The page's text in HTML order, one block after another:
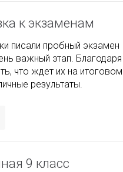
к экзаменам
писали пробный экзамен
важный этап. Благодаря
что ждет их на итоговом
результаты.
9 класс